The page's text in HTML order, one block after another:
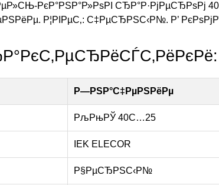
РєР°РЅР°Р»РѕРІ СЂР°Р·РјРµСЂРѕРј
Р¦РІРµС‚: С‡РµСЂРЅС‹Р№. Р’
Р—РЅР°С‡РµРЅРёРµ
РљРњРЎ 40С…25
IEK ELECOR
Р§РµСЂРЅС‹Р№